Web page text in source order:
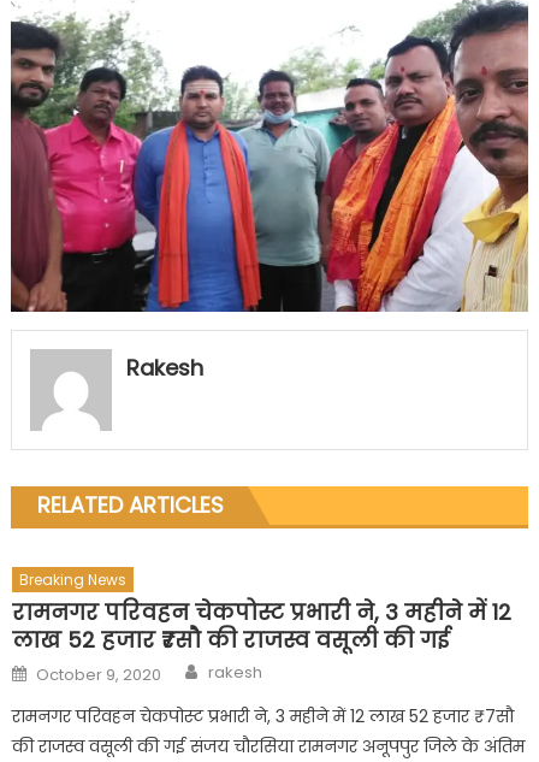
Rakesh
RELATED ARTICLES
Breaking News
रामनगर परिवहन चेकपोस्ट प्रभारी ने, 3 महीने में 12
लाख 52 हजार ₹7सौ की राजस्व वसूली की गई
Posted
on
October 9, 2020 Author
rakesh
रामनगर परिवहन चेकपोस्ट प्रभारी ने, 3 महीने में 12 लाख 52 हजार ₹7सौ
की राजस्व वसूली की गई संजय चौरसिया रामनगर अनूपपुर जिले के अंतिम